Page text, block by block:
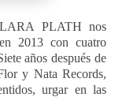
PLATH nos
2013 con cuatro
años después de
y Nata Records,
urgar en las